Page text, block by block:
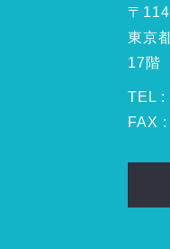
〒
東京
17階
TEL :
FAX